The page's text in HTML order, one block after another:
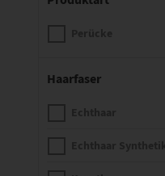
Haarfaser